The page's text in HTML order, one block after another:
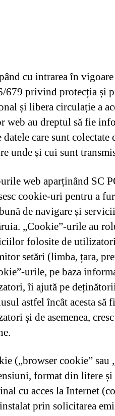
cu intrarea în
679 privind protecția și
și libera circulație a
web au dreptul să fie
datele care sunt
unde și cui sunt
web aparținând SC
cookie-uri pentru a
de navigare și
„Cookie”-urile au
folosite de
setări (limba, țara,
urile, pe baza
îi ajută pe
astfel încât acesta să
și de asemenea,
(„browser cookie”
format din litere și
cu acces la Internet
prin solicitarea